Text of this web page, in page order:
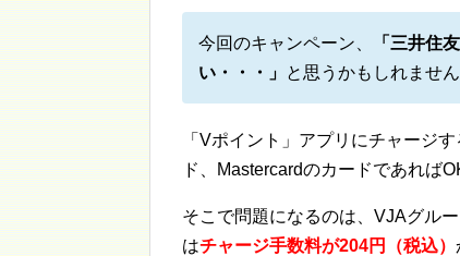
今回のキャンペーン、
「三井住
い・・・」 と思うかもしれませ
「Vポイント」アプリにチャージ
ド、Mastercardのカードであれば
そこで問題になるのは、VJAグル
はチャージ手数料が204円（税込）